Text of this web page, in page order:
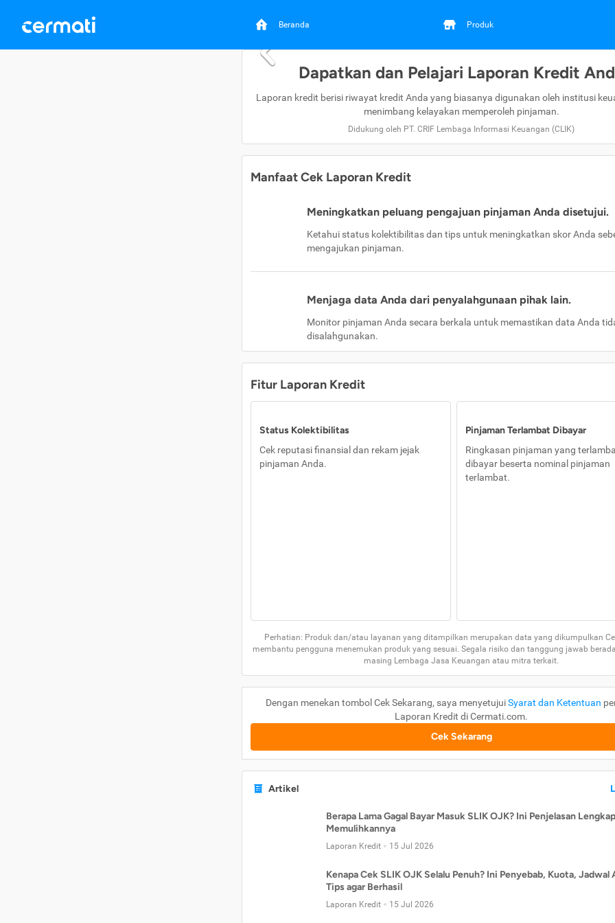
Beranda Produk
Dapatkan dan Pelajari Laporan Kredit
Laporan kredit berisi riwayat kredit Anda yang biasanya digunakan oleh institusi
menimbang kelayakan memperoleh pinjaman.
Didukung oleh PT. CRIF Lembaga Informasi Keuangan (CLIK)
Manfaat Cek Laporan Kredit
Meningkatkan peluang pengajuan pinjaman Anda disetujui.
Ketahui status kolektibilitas dan tips untuk meningkatkan skor Anda
mengajukan pinjaman.
Menjaga data Anda dari penyalahgunaan pihak lain.
Monitor pinjaman Anda secara berkala untuk memastikan data Anda
disalahgunakan.
Fitur Laporan Kredit
Status Kolektibilitas
Cek reputasi finansial dan rekam jejak
pinjaman Anda.
Pinjaman Terlambat Dibayar
Ringkasan pinjaman yang
dibayar beserta nominal pinjaman
terlambat.
Perhatian: Produk dan/atau layanan yang ditampilkan merupakan data yang dikumpulkan
membantu pengguna menemukan produk yang sesuai. Segala risiko dan tanggung jawab
masing Lembaga Jasa Keuangan atau mitra terkait.
Dengan menekan tombol Cek Sekarang, saya menyetujuiSyarat dan Ketentuan
Laporan Kredit di Cermati.com.
Cek Sekarang
Artikel
Berapa Lama Gagal Bayar Masuk SLIK OJK? Ini Penjelasan
Memulihkannya
Laporan Kredit 15 Jul 2026
Kenapa Cek SLIK OJK Selalu Penuh? Ini Penyebab, Kuota, Jadwal
Tips agar Berhasil
Laporan Kredit 15 Jul 2026